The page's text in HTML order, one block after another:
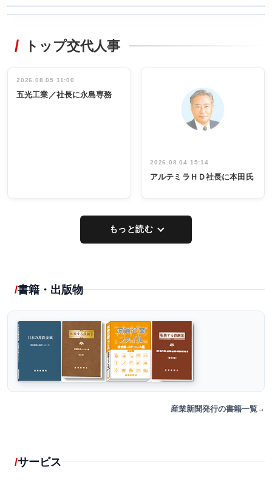
非鉄業界で
インタビュ
ー／社内ア
タックトレー
祝う 業界関
係者ら220人
出席
トップ交代人事
2026.08.05 11:00
五光工業／社長に永島専務
2026.08.04 15:14
アルテミラＨＤ社長に本田氏
もっと読む
書籍・出版物
産業新聞発行の書籍一覧
サービス